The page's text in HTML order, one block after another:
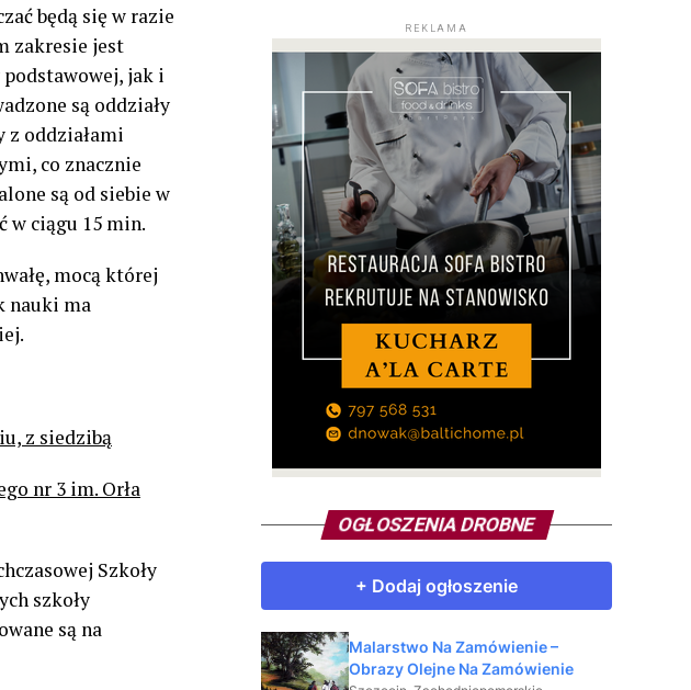
będą się w razie
zakresie jest
jak i
są oddziały
z oddziałami
co znacznie
są od siebie w
w ciągu 15 min.
mocą której
nauki ma
z siedzibą
nr 3 im. Orła
Szkoły
szkoły
są na
REKLAMA
OGŁOSZENIA DROBNE